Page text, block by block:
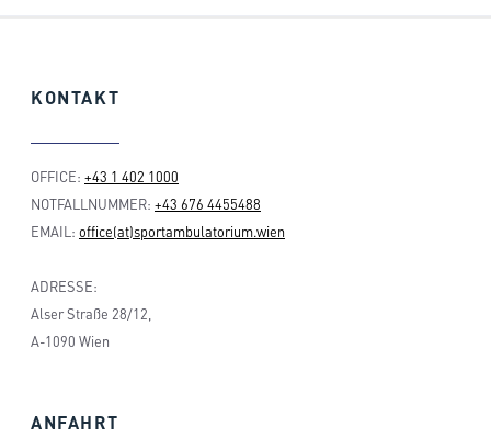
KONTAKT
OFFICE: +43 1 402 1000
NOTFALLNUMMER: +43 676 4455488
EMAIL: office(at)sportambulatorium.wien
ADRESSE:
Alser Straße 28/12,
A-1090 Wien
ANFAHRT